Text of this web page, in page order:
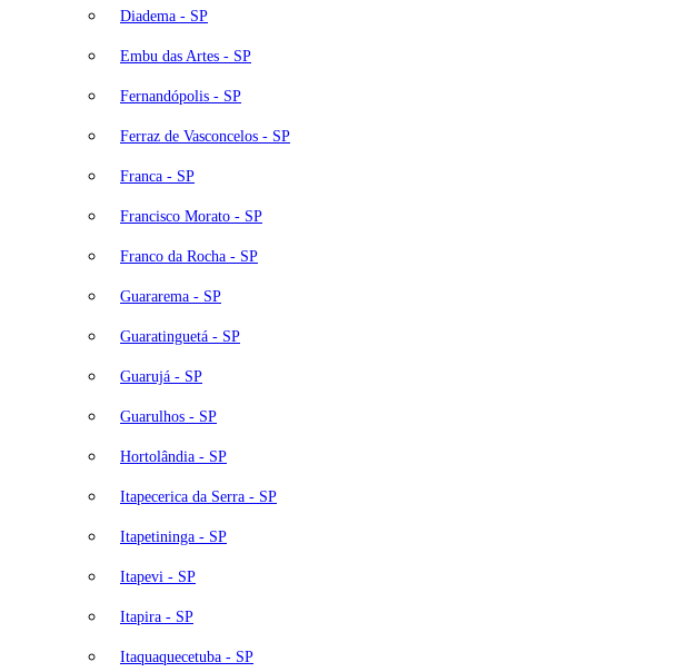
Diadema - SP
Embu das Artes - SP
Fernandópolis - SP
Ferraz de Vasconcelos - SP
Franca - SP
Francisco Morato - SP
Franco da Rocha - SP
Guararema - SP
Guaratinguetá - SP
Guarujá - SP
Guarulhos - SP
Hortolândia - SP
Itapecerica da Serra - SP
Itapetininga - SP
Itapevi - SP
Itapira - SP
Itaquaquecetuba - SP